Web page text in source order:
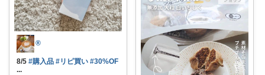
®️
8/5 #購入品 #リピ買い #30%OF
...